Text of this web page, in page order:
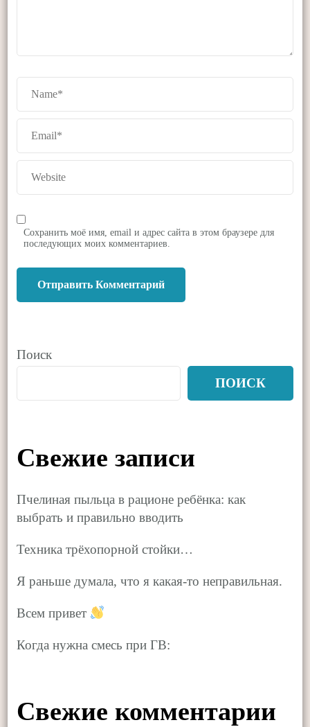
Сохранить моё имя, email и адрес сайта в этом браузере для
последующих моих комментариев.
Поиск
ПОИСК
Свежие записи
Пчелиная пыльца в рационе ребёнка: как
выбрать и правильно вводить
Техника трёхопорной стойки…
Я раньше думала, что я какая-то неправильная.
Всем привет
Когда нужна смесь при ГВ:
Свежие комментарии